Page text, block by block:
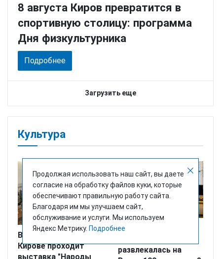
8 августа Киров превратится в
спортивную столицу: программа
Дня физкультурника
Подробнее
Загрузить еще
Культура
Взгляд в историю: в
Кирове проходит
выставка "Народы
Идем в библиотеку:
развлекалась на
Продолжая использовать наш сайт, вы даете
согласие на обработку файлов куки, которые
обеспечивают правильную работу сайта.
Благодаря им мы улучшаем сайт,
обслуживание и услуги. Мы используем
Яндекс Метрику. Подробнее